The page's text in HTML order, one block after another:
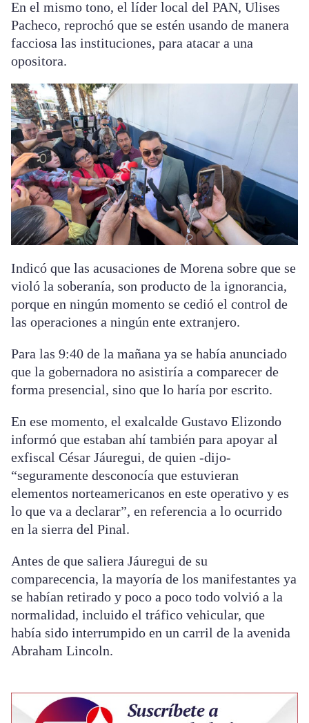
En el mismo tono, el líder local del PAN, Ulises
Pacheco, reprochó que se estén usando de manera
facciosa las instituciones, para atacar a una
opositora.
Indicó que las acusaciones de Morena sobre que se
violó la soberanía, son producto de la ignorancia,
porque en ningún momento se cedió el control de
las operaciones a ningún ente extranjero.
Para las 9:40 de la mañana ya se había anunciado
que la gobernadora no asistiría a comparecer de
forma presencial, sino que lo haría por escrito.
En ese momento, el exalcalde Gustavo Elizondo
informó que estaban ahí también para apoyar al
exfiscal César Jáuregui, de quien -dijo-
“seguramente desconocía que estuvieran
elementos norteamericanos en este operativo y es
lo que va a declarar”, en referencia a lo ocurrido
en la sierra del Pinal.
Antes de que saliera Jáuregui de su
comparecencia, la mayoría de los manifestantes ya
se habían retirado y poco a poco todo volvió a la
normalidad, incluido el tráfico vehicular, que
había sido interrumpido en un carril de la avenida
Abraham Lincoln.